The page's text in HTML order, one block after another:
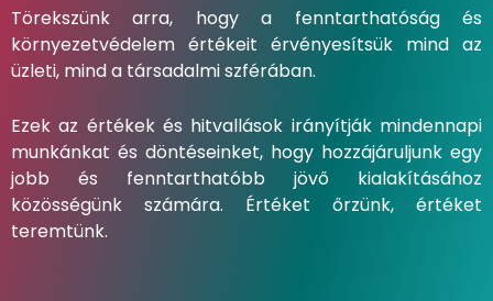
Törekszünk arra, hogy a fenntarthatóság és
környezetvédelem értékeit érvényesítsük mind az
üzleti, mind a társadalmi szférában.
Ezek az értékek és hitvallások irányítják mindennapi
munkánkat és döntéseinket, hogy hozzájáruljunk egy
jobb és fenntarthatóbb jövő kialakításához
közösségünk számára. Értéket őrzünk, értéket
teremtünk.